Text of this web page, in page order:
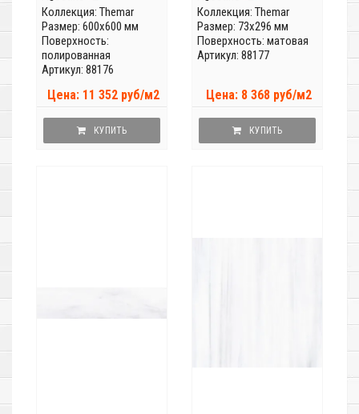
Коллекция: Themar
Размер: 600x600 мм
Поверхность:
полированная
Артикул: 88176
Цена: 11 352 руб/м2
КУПИТЬ
Коллекция: Themar
Размер: 73x296 мм
Поверхность: матовая
Артикул: 88177
Цена: 8 368 руб/м2
КУПИТЬ